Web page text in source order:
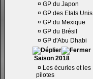
¤ GP du Japon
¤ GP des Etats Unis
¤ GP du Mexique
¤ GP du Brésil
¤ GP d'Abu Dhabi
Saison 2018
¤ Les écuries et les
pilotes